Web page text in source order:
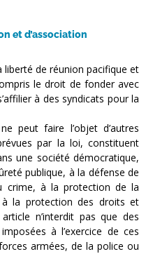
et d’association
de réunion pacifique et
le droit de fonder avec
à des syndicats pour la
peut faire l’objet d’autres
par la loi, constituent
une société démocratique,
publique, à la défense de
crime, à la protection de la
la protection des droits et
n’interdit pas que des
à l’exercice de ces
armées, de la police ou